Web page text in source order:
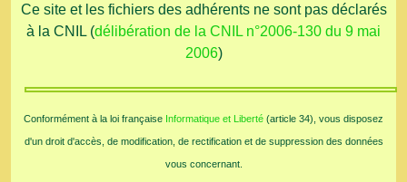
Ce site et les fichiers des adhérents ne sont pas déclarés
à la CNIL (délibération de la CNIL n°2006-130 du 9 mai
2006)
Conformément à la loi française Informatique et Liberté (article 34), vous disposez
d'un droit d'accès, de modification, de rectification et de suppression des données
vous concernant.